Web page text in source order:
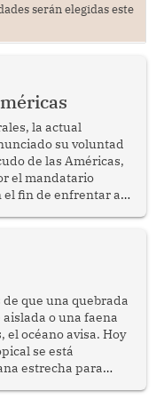
serán elegidas este
la actual
su voluntad
de las Américas,
el mandatario
fin de enfrentar al
que una quebrada
o una faena
el océano avisa. Hoy
se está
estrecha para